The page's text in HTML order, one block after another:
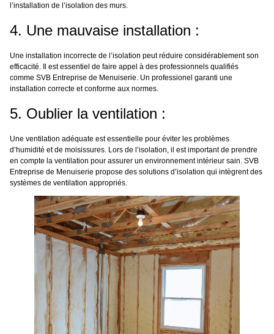
l’installation de l’isolation des murs.
4. Une mauvaise installation :
Une installation incorrecte de l’isolation peut réduire considérablement son
efficacité. Il est essentiel de faire appel à des professionnels qualifiés
comme SVB Entreprise de Menuiserie. Un professionel garanti une
installation correcte et conforme aux normes.
5. Oublier la ventilation :
Une ventilation adéquate est essentielle pour éviter les problèmes
d’humidité et de moisissures. Lors de l’isolation, il est important de prendre
en compte la ventilation pour assurer un environnement intérieur sain. SVB
Entreprise de Menuiserie propose des solutions d’isolation qui intègrent des
systèmes de ventilation appropriés.